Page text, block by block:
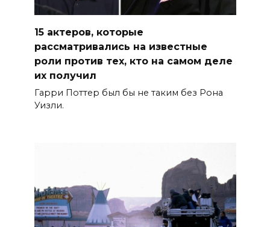
15 актеров, которые
рассматривались на известные
роли против тех, кто на самом деле
их получил
Гарри Поттер был бы не таким без Рона
Уизли.